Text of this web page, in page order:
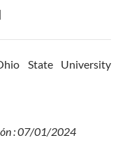
State University
: 07/01/2024